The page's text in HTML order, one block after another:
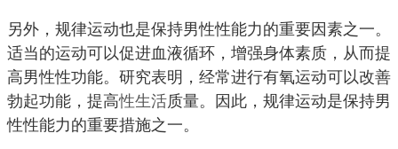
另外，规律运动也是保持男性性能力的重要因素之一。
适当的运动可以促进血液循环，增强身体素质，从而提
高男性性功能。研究表明，经常进行有氧运动可以改善
勃起功能，提高性生活质量。因此，规律运动是保持男
性性能力的重要措施之一。